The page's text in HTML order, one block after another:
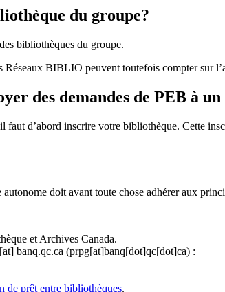
du groupe?
bibliothèques du groupe.
Réseaux BIBLIO peuvent toutefois compter sur
des demandes de PEB à
d’abord inscrire votre bibliothèque. Cette
doit avant toute chose adhérer aux
et Archives Canada.
[at] banq.qc.ca (prpg[at]banq[dot]qc[dot]ca) :
de prêt entre bibliothèques.